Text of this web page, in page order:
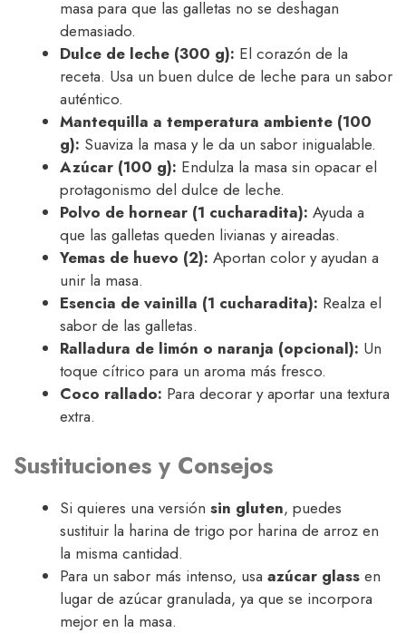
masa para que las galletas no se deshagan
demasiado.
Dulce de leche (300 g): El corazón de la
receta. Usa un buen dulce de leche para un sabor
auténtico.
Mantequilla a temperatura ambiente (100
g): Suaviza la masa y le da un sabor inigualable.
Azúcar (100 g): Endulza la masa sin opacar el
protagonismo del dulce de leche.
Polvo de hornear (1 cucharadita): Ayuda a
que las galletas queden livianas y aireadas.
Yemas de huevo (2): Aportan color y ayudan a
unir la masa.
Esencia de vainilla (1 cucharadita): Realza el
sabor de las galletas.
Ralladura de limón o naranja (opcional): Un
toque cítrico para un aroma más fresco.
Coco rallado: Para decorar y aportar una textura
extra.
Sustituciones y Consejos
Si quieres una versión sin gluten, puedes
sustituir la harina de trigo por harina de arroz en
la misma cantidad.
Para un sabor más intenso, usa azúcar glass en
lugar de azúcar granulada, ya que se incorpora
mejor en la masa.